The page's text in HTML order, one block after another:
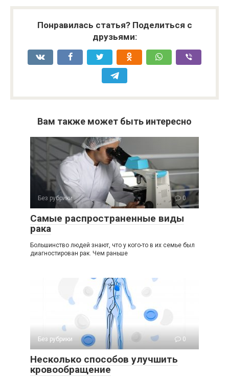
Понравилась статья? Поделиться с
друзьями:
Вам также может быть интересно
Без рубрики 0
Самые распространенные виды
рака
Большинство людей знают, что у кого-то в их семье был
диагностирован рак. Чем раньше
Без рубрики 0
Несколько способов улучшить
кровообращение